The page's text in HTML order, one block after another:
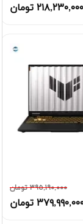
٢١٨,٢٣٠,٠٠٠ تومان
٣٩٥,١٩٠,٠٠٠ تومان
تومان